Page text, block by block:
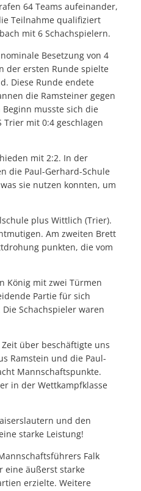
64 Teams aufeinander,
Teilnahme qualifiziert
mit 6 Schachspielern.
Besetzung von 4
der ersten Runde spielte
Diese Runde endete
die Ramsteiner gegen
musste sich die
mit 0:4 geschlagen
mit 2:2. In der
die Paul-Gerhard-Schule
sie nutzen konnten, um
plus Wittlich (Trier).
Am zweiten Brett
punkten, die vom
König mit zwei Türmen
Partie für sich
Schachspieler waren
über beschäftigte uns
Ramstein und die Paul-
Mannschaftspunkte.
in der Wettkampfklasse
und den
starke Leistung!
Falk
eine äußerst starke
erzielte. Weitere